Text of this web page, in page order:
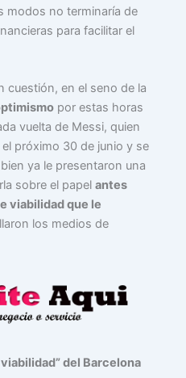
modos no terminaría de
para facilitar el
cuestión, en el seno de la
por estas horas
vuelta de Messi, quien
próximo 30 de junio y se
ya le presentaron una
sobre el papelantes
viabilidad que le
los medios de
del Barcelona